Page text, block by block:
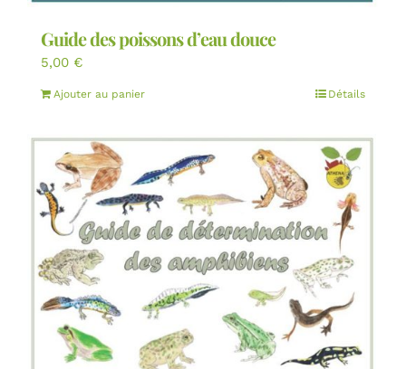
Guide des poissons d’eau douce
5,00 €
Ajouter au panier Détails